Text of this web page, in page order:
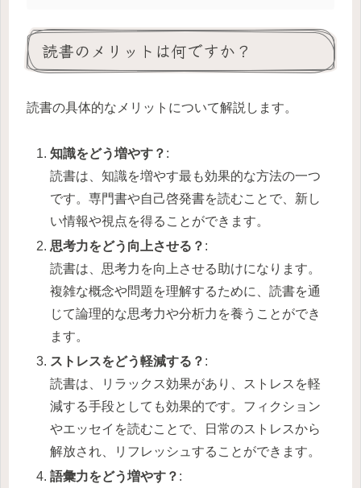
読書のメリットは何ですか？
読書の具体的なメリットについて解説します。
知識をどう増やす？ :
読書は、知識を増やす最も効果的な方法の一つ
です。専門書や自己啓発書を読むことで、新し
い情報や視点を得ることができます。
思考力をどう向上させる？ :
読書は、思考力を向上させる助けになります。
複雑な概念や問題を理解するために、読書を通
じて論理的な思考力や分析力を養うことができ
ます。
ストレスをどう軽減する？ :
読書は、リラックス効果があり、ストレスを軽
減する手段としても効果的です。フィクション
やエッセイを読むことで、日常のストレスから
解放され、リフレッシュすることができます。
語彙力をどう増やす？ :